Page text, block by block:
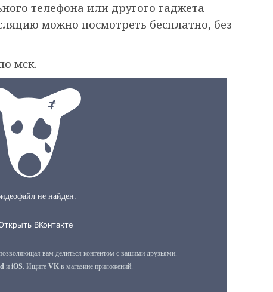
телефона или другого гаджета
можно посмотреть бесплатно, без
мск.